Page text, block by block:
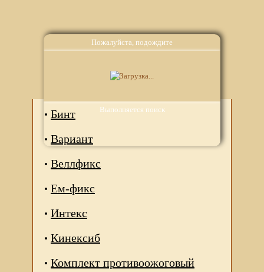
Пожалуйста, подождите
Выполняется поиск
Аналоги
Бинт
Вариант
Веллфикс
Ем-фикс
Интекс
Кинексиб
Комплект противоожоговый